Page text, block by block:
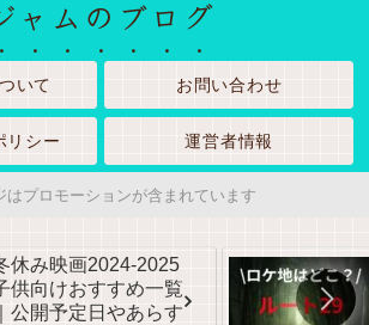
ャムのブログ
いて お問い合わせ
リシー 運営者情報
はプロモーションが含まれています
休み映画2024-2025
供向けおすすめ一覧
｜公開予定日やあらす